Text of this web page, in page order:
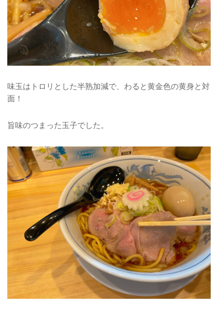
味玉はトロリとした半熟加減で、わると黄金色の黄身と対
面！
旨味のつまった玉子でした。